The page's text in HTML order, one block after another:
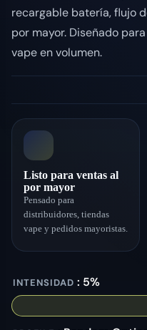
recargable batería, flujo
por mayor. Diseñado
vape en volumen.
Listo para ventas al
por mayor
Pensado para
distribuidores, tiendas
vape y pedidos mayoristas.
INTENSIDAD : 5%